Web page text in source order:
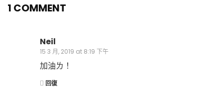
1 COMMENT
Neil
15 3 月, 2019 at 8:19 下午
加油ㄌ！
回復